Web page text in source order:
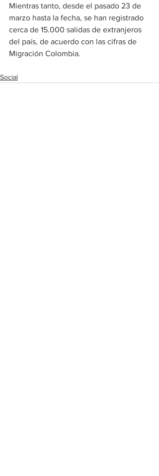
Mientras tanto, desde el pasado 23 de
marzo hasta la fecha, se han registrado
cerca de 15.000 salidas de extranjeros
del país, de acuerdo con las cifras de
Migración Colombia.
Social